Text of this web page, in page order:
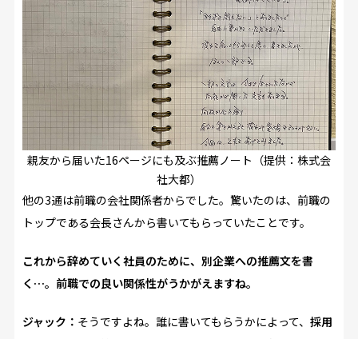
親友から届いた16ページにも及ぶ推薦ノート（提供：株式会
社大都）
他の3通は前職の会社関係者からでした。驚いたのは、前職の
トップである会長さんから書いてもらっていたことです。
――これから辞めていく社員のために、別企業への推薦文を書
く…。前職での良い関係性がうかがえますね。
ジャック： そうですよね。誰に書いてもらうかによって、 採用